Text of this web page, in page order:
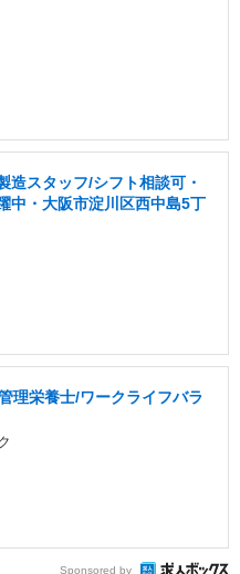
造スタッフ/シフト相談可・
中・大阪市淀川区西中島5丁
理栄養士/ワークライフバラ
Sponsored by